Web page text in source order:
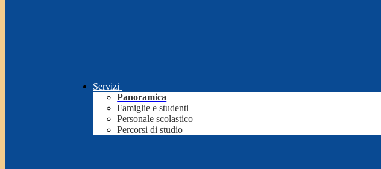
Servizi
Panoramica
Famiglie e studenti
Personale scolastico
Percorsi di studio